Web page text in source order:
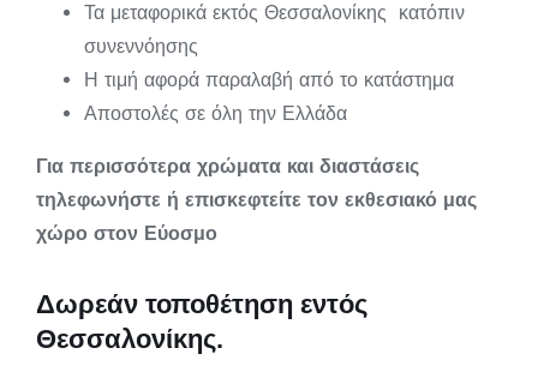
Τα μεταφορικά εκτός Θεσσαλονίκης κατόπιν
συνεννόησης
Η τιμή αφορά παραλαβή από το κατάστημα
Αποστολές σε όλη την Ελλάδα
Για περισσότερα χρώματα και διαστάσεις
τηλεφωνήστε ή επισκεφτείτε τον εκθεσιακό μας
χώρο στον Εύοσμο
Δωρεάν τοποθέτηση εντός
Θεσσαλονίκης.